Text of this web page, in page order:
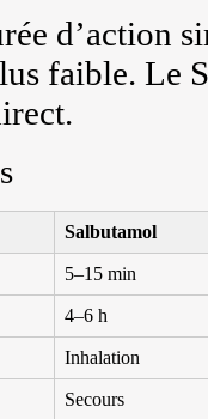
d’action
faible. Le
Salbutamol
5–15 min
4–6 h
Inhalation
Secours